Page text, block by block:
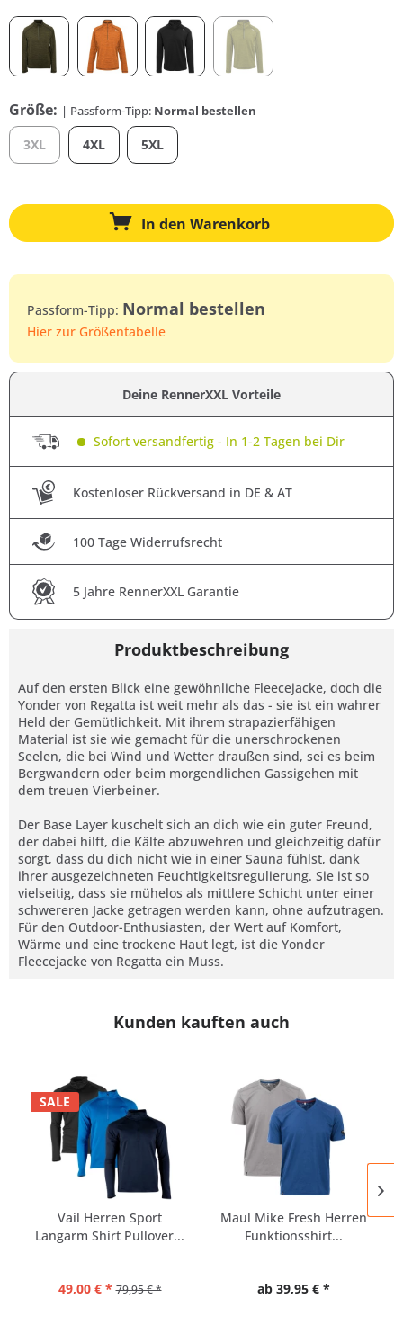
Größe: | Passform-Tipp: Normal bestellen
3XL 4XL 5XL
In den Warenkorb
Passform-Tipp: Normal bestellen
Hier zur Größentabelle
Deine RennerXXL Vorteile
Sofort versandfertig - In 1-2 Tagen bei Dir
Kostenloser Rückversand in DE & AT
100 Tage Widerrufsrecht
5 Jahre RennerXXL Garantie
Produktbeschreibung
Auf den ersten Blick eine gewöhnliche Fleecejacke, doch die
Yonder von Regatta ist weit mehr als das - sie ist ein wahrer
Held der Gemütlichkeit. Mit ihrem strapazierfähigen
Material ist sie wie gemacht für die unerschrockenen
Seelen, die bei Wind und Wetter draußen sind, sei es beim
Bergwandern oder beim morgendlichen Gassigehen mit
dem treuen Vierbeiner.
Der Base Layer kuschelt sich an dich wie ein guter Freund,
der dabei hilft, die Kälte abzuwehren und gleichzeitig dafür
sorgt, dass du dich nicht wie in einer Sauna fühlst, dank
ihrer ausgezeichneten Feuchtigkeitsregulierung. Sie ist so
vielseitig, dass sie mühelos als mittlere Schicht unter einer
schwereren Jacke getragen werden kann, ohne aufzutragen.
Für den Outdoor-Enthusiasten, der Wert auf Komfort,
Wärme und eine trockene Haut legt, ist die Yonder
Fleecejacke von Regatta ein Muss.
Kunden kauften auch
SALE
Vail Herren Sport
Langarm Shirt Pullover...
49,00 € * 79,95 € *
Maul Mike Fresh Herren
Funktionsshirt...
ab 39,95 € *